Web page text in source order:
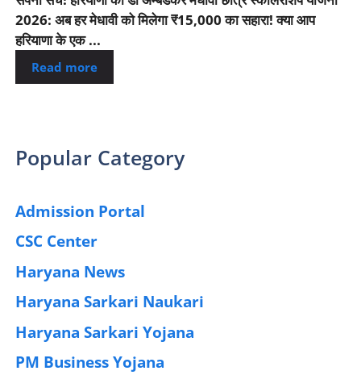
2026: अब हर मेधावी को मिलेगा ₹15,000 का सहारा! क्या आप
हरियाणा के एक ...
Read more
Popular Category
Admission Portal
CSC Center
Haryana News
Haryana Sarkari Naukari
Haryana Sarkari Yojana
PM Business Yojana